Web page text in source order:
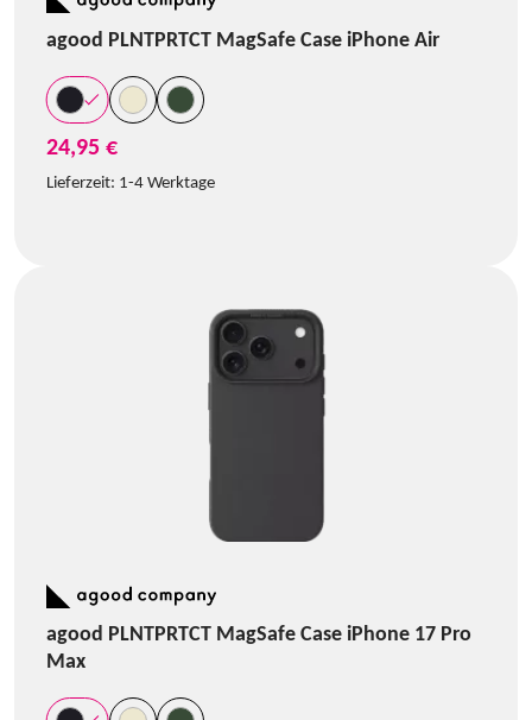
agood PLNTPRTCT MagSafe Case iPhone Air
24,95 €
Lieferzeit: 1-4 Werktage
agood PLNTPRTCT MagSafe Case iPhone 17 Pro
Max